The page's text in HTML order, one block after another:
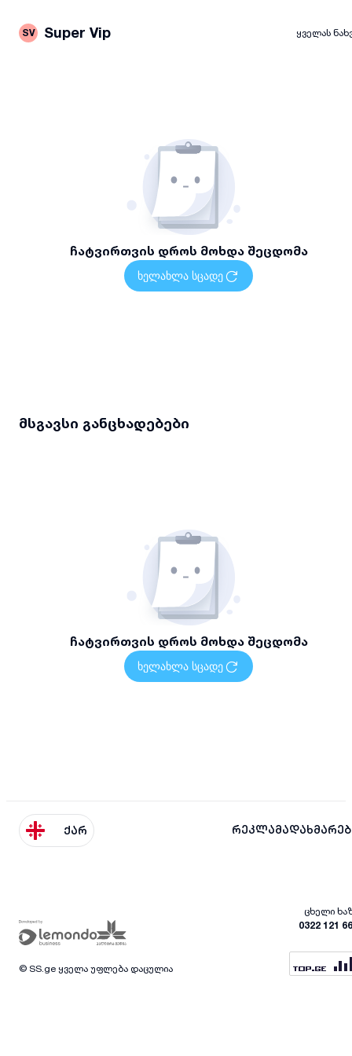
SV Super Vip ყველას
ჩატვირთვის დროს მოხდა შეცდომა
ხელახლა სცადე
მსგავსი განცხადებები
ჩატვირთვის დროს მოხდა შეცდომა
ხელახლა სცადე
ქარ რეკლამა
ცხელი
0322 121
© SS.ge ყველა უფლება დაცულია